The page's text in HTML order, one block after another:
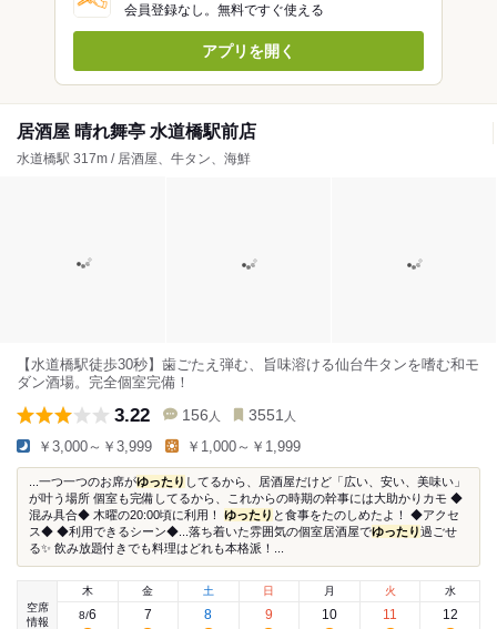
会員登録なし。無料ですぐ使える
アプリを開く
居酒屋 晴れ舞亭 水道橋駅前店
水道橋駅 317m / 居酒屋、牛タン、海鮮
【水道橋駅徒歩30秒】歯ごたえ弾む、旨味溶ける仙台牛タンを嗜む和モ
ダン酒場。完全個室完備！
3.22 156 人 3551 人
￥3,000～￥3,999 ￥1,000～￥1,999
...一つ一つのお席がゆったり してるから、居酒屋だけど「広い、安い、美味い」
が叶う場所 個室も完備してるから、これからの時期の幹事には大助かりカモ ◆
混み具合◆ 木曜の20:00頃に利用！ ゆったり と食事をたのしめたよ！ ◆アクセ
ス◆ ◆利用できるシーン◆...落ち着いた雰囲気の個室居酒屋でゆったり過ごせ
る✨ 飲み放題付きでも料理はどれも本格派！...
空席
情報
木
8/6
金
7
土
8
日
9
月
10
火
11
水
12